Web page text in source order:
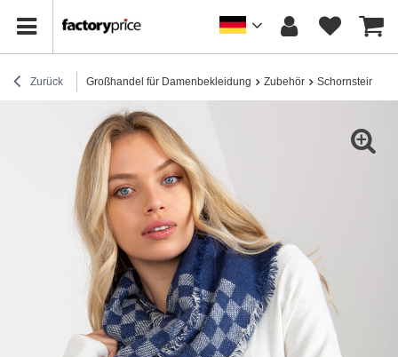
Zurück Großhandel für Damenbekleidung Zubehör Schornsteine